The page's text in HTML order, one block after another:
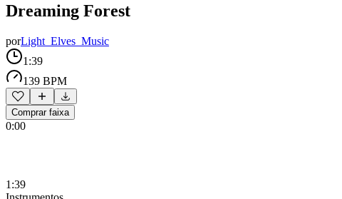
Dreaming Forest
porLight_Elves_Music
1:39
139 BPM
Comprar faixa
0:00
1:39